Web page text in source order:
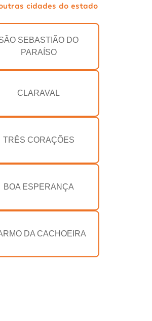
cidades do estado
SEBASTIÃO DO
PARAÍSO
CLARAVAL
TRÊS CORAÇÕES
BOA ESPERANÇA
DA CACHOEIRA